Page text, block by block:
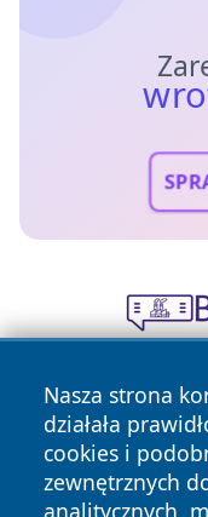
Nasza strona
działała
cookies i
zewnętrznych
analitycznych,